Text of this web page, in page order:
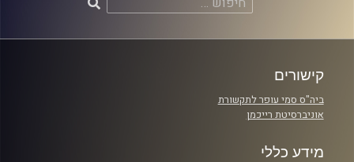
חיפוש:
קישורים
ביה"ס סמי עופר לתקשורת
אוניברסיטת רייכמן
מידע כללי